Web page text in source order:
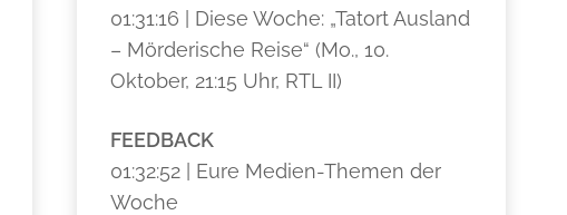
01:31:16 | Diese Woche: „Tatort Ausland
– Mörderische Reise“ (Mo., 10.
Oktober, 21:15 Uhr, RTL II)
FEEDBACK
01:32:52 | Eure Medien-Themen der
Woche